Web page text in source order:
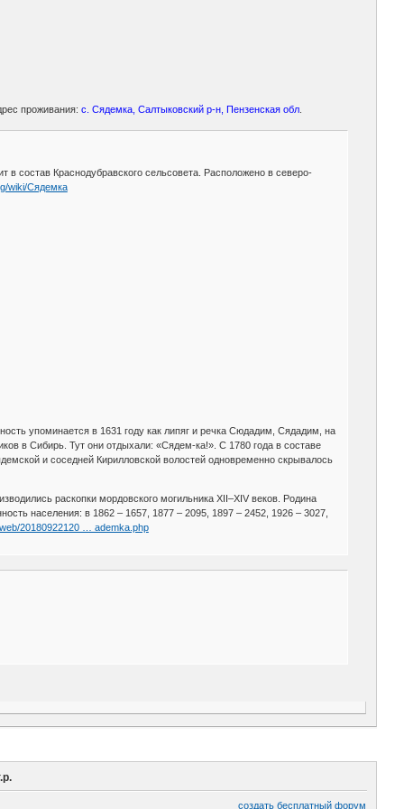
проживания:с. Сядемка, Салтыковский р-н, Пензенская обл
состав Краснодубравского сельсовета. Расположено в северо-
wiki/Сядемка
упоминается в 1631 году как липяг и речка Сюдадим, Сядадим, на
в Сибирь. Тут они отдыхали: «Сядем-ка!». С 1780 года в составе
и соседней Кирилловской волостей одновременно скрывалось
раскопки мордовского могильника XII–XIV веков. Родина
населения: в 1862 – 1657, 1877 – 2095, 1897 – 2452, 1926 – 3027,
20180922120 … ademka.php
создать бесплатный форум